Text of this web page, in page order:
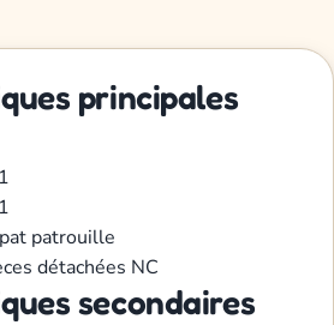
principales
1
1
pat patrouille
détachées NC
secondaires